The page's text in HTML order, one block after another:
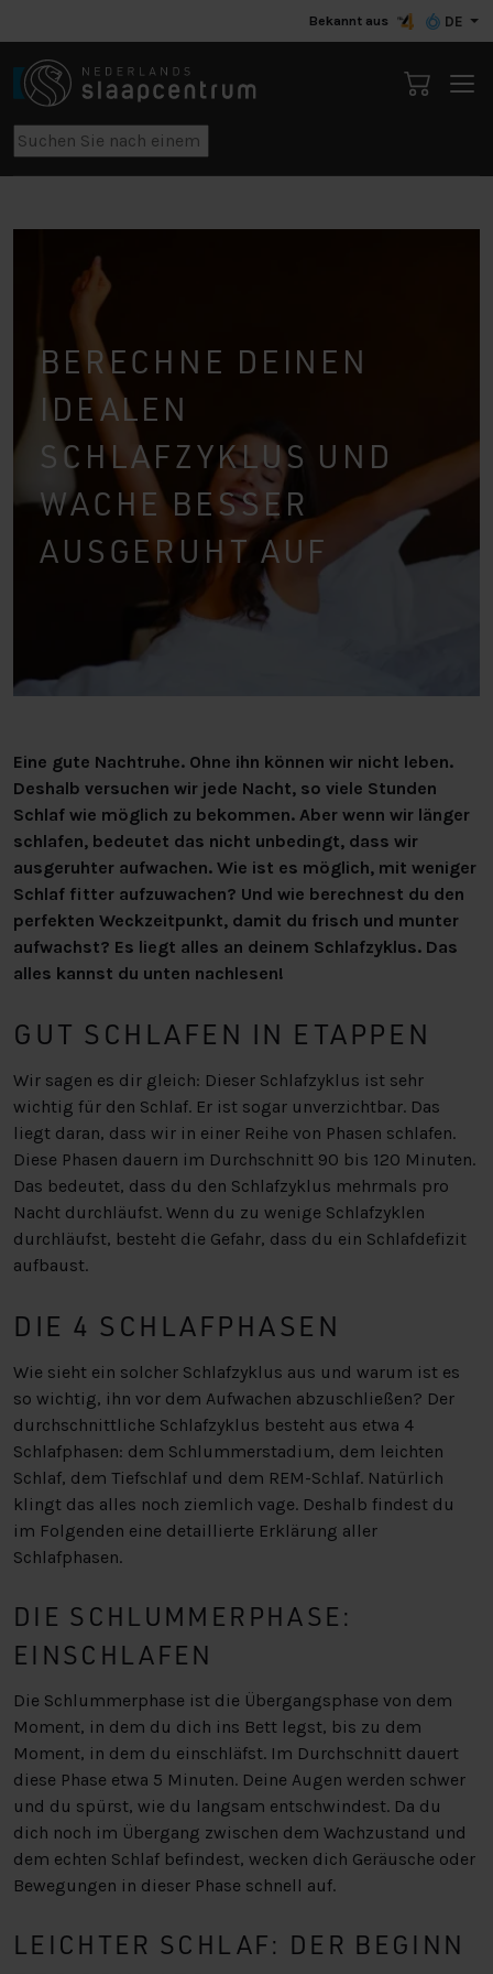
Bekannt aus DE
BERECHNE DEINEN
IDEALEN
SCHLAFZYKLUS UND
WACHE BESSER
AUSGERUHT AUF
Eine gute Nachtruhe. Ohne ihn können wir nicht leben.
Deshalb versuchen wir jede Nacht, so viele Stunden
Schlaf wie möglich zu bekommen. Aber wenn wir länger
schlafen, bedeutet das nicht unbedingt, dass wir
ausgeruhter aufwachen. Wie ist es möglich, mit weniger
Schlaf fitter aufzuwachen? Und wie berechnest du den
perfekten Weckzeitpunkt, damit du frisch und munter
aufwachst? Es liegt alles an deinem Schlafzyklus. Das
alles kannst du unten nachlesen!
GUT SCHLAFEN IN ETAPPEN
Wir sagen es dir gleich: Dieser Schlafzyklus ist sehr
wichtig für den Schlaf. Er ist sogar unverzichtbar. Das
liegt daran, dass wir in einer Reihe von Phasen schlafen.
Diese Phasen dauern im Durchschnitt 90 bis 120 Minuten.
Das bedeutet, dass du den Schlafzyklus mehrmals pro
Nacht durchläufst. Wenn du zu wenige Schlafzyklen
durchläufst, besteht die Gefahr, dass du ein Schlafdefizit
aufbaust.
DIE 4 SCHLAFPHASEN
Wie sieht ein solcher Schlafzyklus aus und warum ist es
so wichtig, ihn vor dem Aufwachen abzuschließen? Der
durchschnittliche Schlafzyklus besteht aus etwa 4
Schlafphasen: dem Schlummerstadium, dem leichten
Schlaf, dem Tiefschlaf und dem REM-Schlaf. Natürlich
klingt das alles noch ziemlich vage. Deshalb findest du
im Folgenden eine detaillierte Erklärung aller
Schlafphasen.
DIE SCHLUMMERPHASE:
EINSCHLAFEN
Die Schlummerphase ist die Übergangsphase von dem
Moment, in dem du dich ins Bett legst, bis zu dem
Moment, in dem du einschläfst. Im Durchschnitt dauert
diese Phase etwa 5 Minuten. Deine Augen werden schwer
und du spürst, wie du langsam entschwindest. Da du
dich noch im Übergang zwischen dem Wachzustand und
dem echten Schlaf befindest, wecken dich Geräusche oder
Bewegungen in dieser Phase schnell auf.
LEICHTER SCHLAF: DER BEGINN